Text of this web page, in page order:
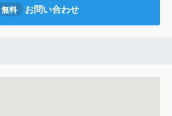
無料 お問い合わせ